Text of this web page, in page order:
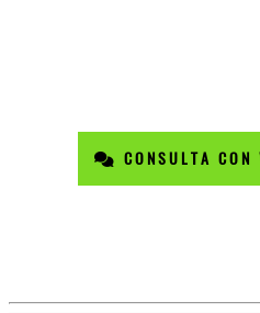
CONSULTA